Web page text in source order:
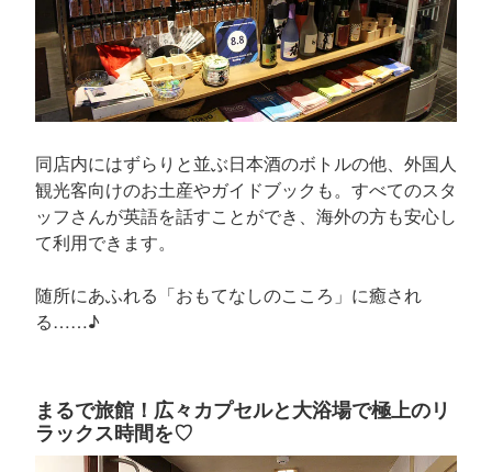
同店内にはずらりと並ぶ日本酒のボトルの他、外国人
観光客向けのお土産やガイドブックも。すべてのスタ
ッフさんが英語を話すことができ、海外の方も安心し
て利用できます。
随所にあふれる「おもてなしのこころ」に癒され
る……♪
まるで旅館！広々カプセルと大浴場で極上のリ
ラックス時間を♡